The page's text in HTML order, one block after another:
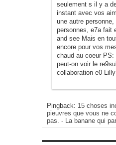
seulement s il y a
instant avec vos
une autre
personnes, e7a fait
and see Mais en
encore pour vos
chaud au coeur
peut-on voir le
collaboration e0
Pingback: 15 choses
pieuvres que vous ne
pas. - La banane qui